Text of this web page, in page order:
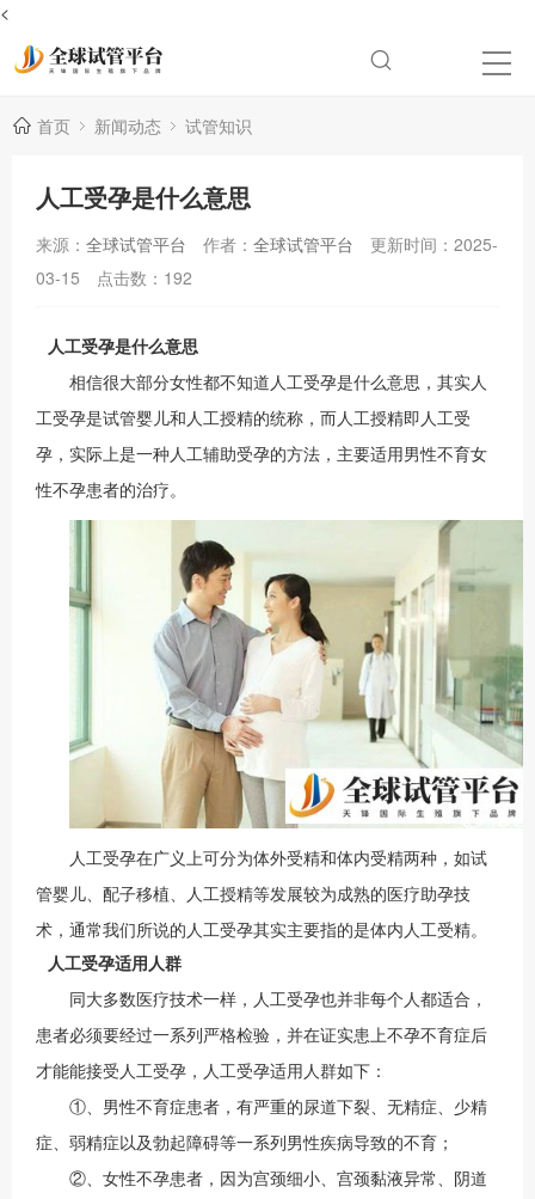
<
首页 新闻动态 试管知识
人工受孕是什么意思
来源： 全球试管平台 作者： 全球试管平台
更新时间：2025-
03-15
点击数： 192
人工受孕是什么意思
相信很大部分女性都不知道人工受孕是什么意思，其实人
工受孕是试管婴儿和人工授精的统称，而人工授精即人工受
孕，实际上是一种人工辅助受孕的方法，主要适用男性不育女
性不孕患者的治疗。
人工受孕在广义上可分为体外受精和体内受精两种，如试
管婴儿、配子移植、人工授精等发展较为成熟的医疗助孕技
术，通常我们所说的人工受孕其实主要指的是体内人工受精。
人工受孕适用人群
同大多数医疗技术一样，人工受孕也并非每个人都适合，
患者必须要经过一系列严格检验，并在证实患上不孕不育症后
才能能接受人工受孕，人工受孕适用人群如下：
①、男性不育症患者，有严重的尿道下裂、无精症、少精
症、弱精症以及勃起障碍等一系列男性疾病导致的不育；
②、女性不孕患者，因为宫颈细小、宫颈黏液异常、阴道